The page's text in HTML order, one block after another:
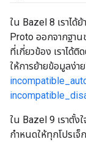
ใน Bazel 8 เราได้
Proto ออกจากฐา
ที่เกี่ยวข้อง เราได้
ให้การย้ายข้อมูลง่
ใน Bazel 9 เราตั้ง
กำหนดให้ทุกโปรเจ็